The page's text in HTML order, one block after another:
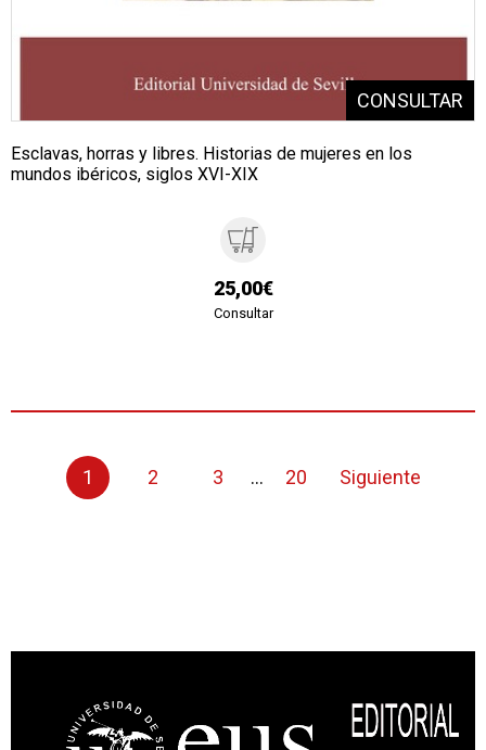
Esclavas, horras y libres. Historias de mujeres en los
mundos ibéricos, siglos XVI-XIX
25,00€
Consultar
1 2 3 ... 20 Siguiente